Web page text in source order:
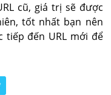
cũ, giá trị sẽ được
tốt nhất bạn nên
đến URL mới để